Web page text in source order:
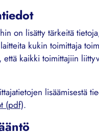
on lisätty tärkeitä
kukin toimittaja
että kaikki toimittajiin
lisäämisestä
(pdf).